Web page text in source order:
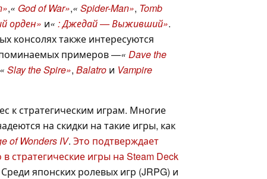
,« God of War»,« Spider-Man», Tomb
орден» и« : Джедай — Выживший».
консолях также интересуются
примеров —« Dave the
« Slay the Spire», Balatro и Vampire
к стратегическим играм. Многие
на скидки на такие игры, как
of Wonders IV. Это подтверждает
стратегические игры на Steam Deck
Среди японских ролевых игр (JRPG) и